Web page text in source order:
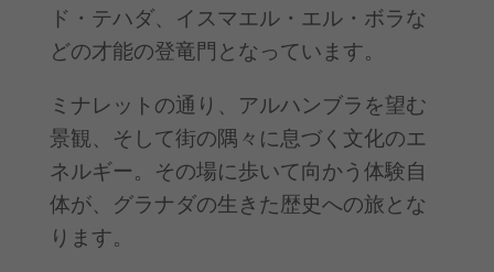
ド・テハダ、イスマエル・エル・ボラな
どの才能の登竜門となっています。
ミナレットの通り、アルハンブラを望む
景観、そして街の隅々に息づく文化のエ
ネルギー。その場に歩いて向かう体験自
体が、グラナダの生きた歴史への旅とな
ります。